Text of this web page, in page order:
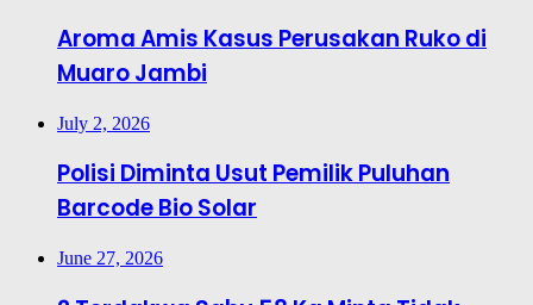
Aroma Amis Kasus Perusakan Ruko di
Muaro Jambi
July 2, 2026
Polisi Diminta Usut Pemilik Puluhan
Barcode Bio Solar
June 27, 2026